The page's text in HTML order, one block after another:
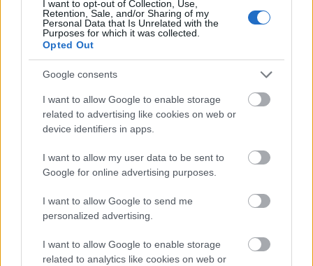
I want to opt-out of Collection, Use,
Retention, Sale, and/or Sharing of my
Personal Data that Is Unrelated with the
Purposes for which it was collected.
Opted Out
Google consents
I want to allow Google to enable storage
related to advertising like cookies on web or
device identifiers in apps.
I want to allow my user data to be sent to
Google for online advertising purposes.
I want to allow Google to send me
personalized advertising.
I want to allow Google to enable storage
related to analytics like cookies on web or
DriveMyPhone nyomtatott konceptautó projekttel. A
teljesen moduláris, extra alkatrészekkel…